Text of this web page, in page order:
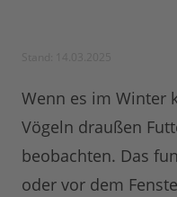
Wenn es im Winter
Vögeln draußen
beobachten. Das
oder vor dem